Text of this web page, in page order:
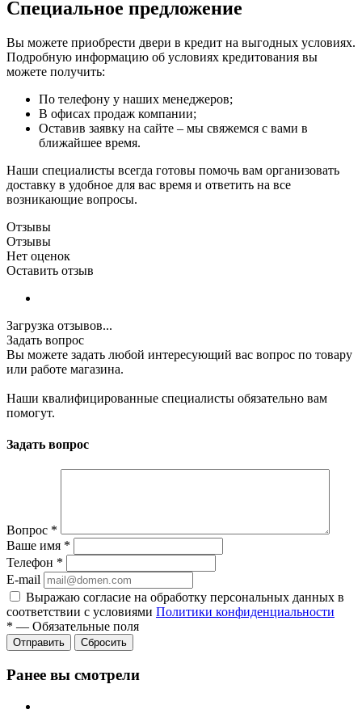
Специальное предложение
Вы можете приобрести двери в кредит на выгодных условиях.
Подробную информацию об условиях кредитования вы
можете получить:
По телефону у наших менеджеров;
В офисах продаж компании;
Оставив заявку на сайте – мы свяжемся с вами в
ближайшее время.
Наши специалисты всегда готовы помочь вам организовать
доставку в удобное для вас время и ответить на все
возникающие вопросы.
Отзывы
Отзывы
Нет оценок
Оставить отзыв
Загрузка отзывов...
Задать вопрос
Вы можете задать любой интересующий вас вопрос по товару
или работе магазина.
Наши квалифицированные специалисты обязательно вам
помогут.
Задать вопрос
Вопрос *
Ваше имя *
Телефон *
E-mail
Выражаю согласие на обработку персональных данных в
соответствии с условиями Политики конфиденциальности
* — Обязательные поля
Отправить Сбросить
Ранее вы смотрели